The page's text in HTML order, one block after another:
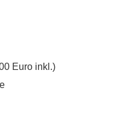
Euro inkl.)